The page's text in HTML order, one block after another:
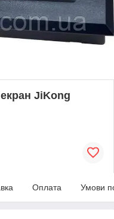
JiKong
Оплата Умови